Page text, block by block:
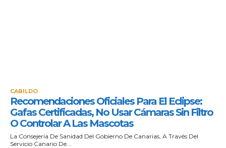
CABILDO
Recomendaciones Oficiales Para El Eclipse:
Gafas Certificadas, No Usar Cámaras Sin Filtro
O Controlar A Las Mascotas
La Consejería De Sanidad Del Gobierno De Canarias, A Través Del
Servicio Canario De...